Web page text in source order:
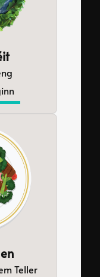
Teller